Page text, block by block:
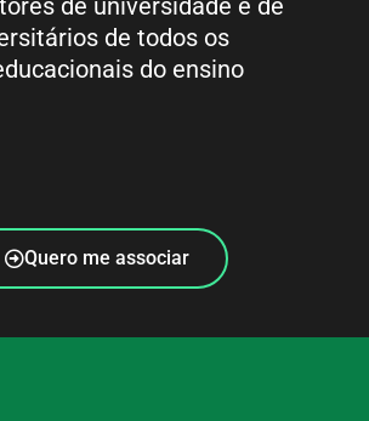
de universidade e de
de todos os
do ensino
Quero me associar